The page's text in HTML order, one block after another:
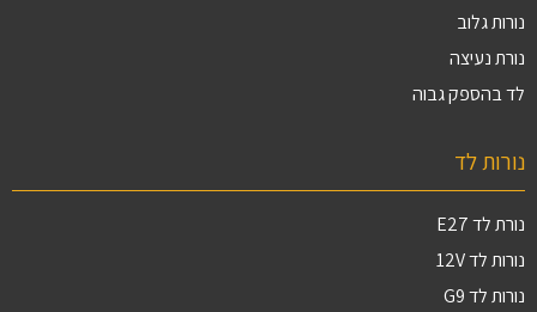
נורות גלוב
נורת נעיצה
לד בהספק גבוה
נורות לד
נורת לד E27
נורות לד 12V
נורות לד G9